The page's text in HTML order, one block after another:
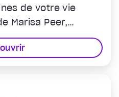
de votre vie
Marisa Peer,
1 en Grande-